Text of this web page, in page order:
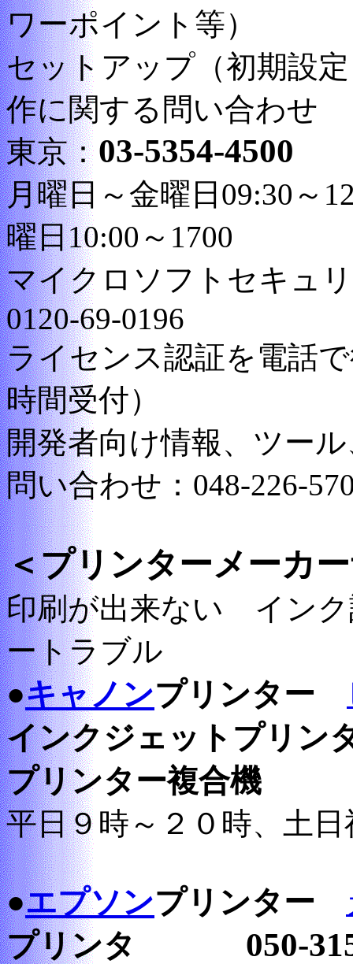
ワーポイント等）
セットアップ（初期設
作に関する問い合わせ
東京：03-5354-4500
月曜日～金曜日09:30～
曜日10:00～1700
マイクロソフトセキュ
0120-69-0196
ライセンス認証を電話
時間受付）
開発者向け情報、ツー
問い合わせ：048-226-
＜プリンターメーカ
印刷が出来ない イン
ートラブル
●キャノンプリンター
インクジェットプリン
プリンター複合機
平日９時～２０時、土
●エプソンプリンター
プリンタ 050-